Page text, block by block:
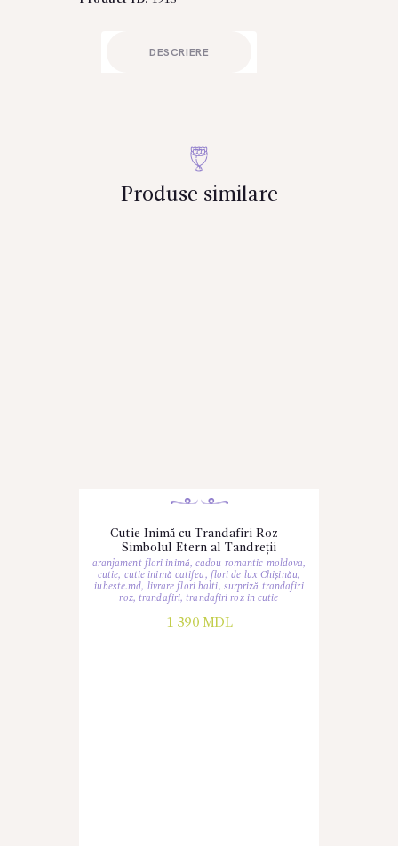
DESCRIERE
Produse similare
Cutie Inimă cu Trandafiri Roz –
Simbolul Etern al Tandreții
aranjament flori inimă,cadou romantic moldova,
cutie, cutie inimă catifea, flori de lux Chișinău,
iubeste.md, livrare flori balti, surpriză trandafiri
roz, trandafiri,trandafiri roz in cutie
1 390 MDL